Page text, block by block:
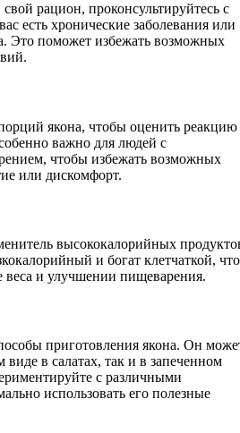
рацион, проконсультируйтесь с
есть хронические заболевания или
Это поможет избежать возможных
якона, чтобы оценить реакцию
важно для людей с
чтобы избежать возможных
или дискомфорт.
высококалорийных
и богат клетчаткой, что
веса и улучшении пищеварения.
приготовления якона. Он
в салатах, так и в запеченном
с различными
использовать его полезные